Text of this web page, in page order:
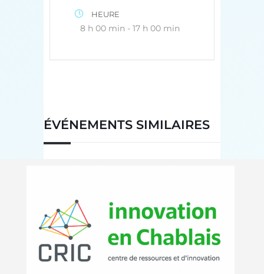
HEURE
8 h 00 min - 17 h 00 min
ÉVÉNEMENTS SIMILAIRES